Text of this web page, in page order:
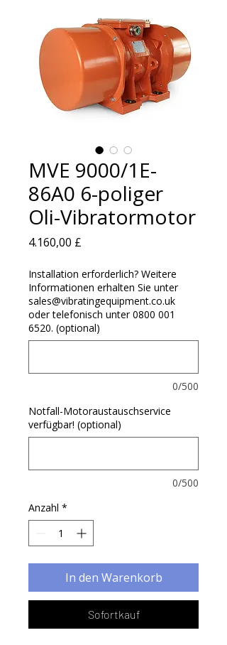
MVE 9000/1E-
86A0 6-poliger
Oli-Vibratormotor
4.160,00 £
Installation erforderlich? Weitere
Informationen erhalten Sie unter
sales@vibratingequipment.co.uk
oder telefonisch unter 0800 001
6520. (optional)
0/500
Notfall-Motoraustauschservice
verfügbar! (optional)
0/500
Anzahl *
In den Warenkorb
Sofortkauf